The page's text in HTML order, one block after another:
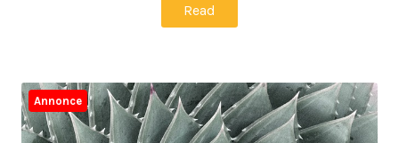
Read
Annonce